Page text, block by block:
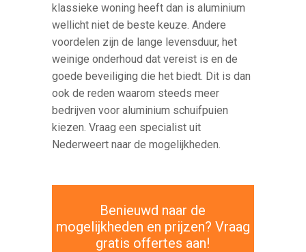
klassieke woning heeft dan is aluminium
wellicht niet de beste keuze. Andere
voordelen zijn de lange levensduur, het
weinige onderhoud dat vereist is en de
goede beveiliging die het biedt. Dit is dan
ook de reden waarom steeds meer
bedrijven voor aluminium schuifpuien
kiezen. Vraag een specialist uit
Nederweert naar de mogelijkheden.
Benieuwd naar de
mogelijkheden en prijzen? Vraag
gratis offertes aan!